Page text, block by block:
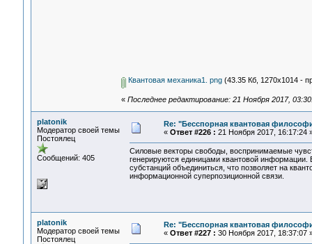
Квантовая механика1. png(43.35 Кб, 1270x1014 -
« Последнее редактирование: 21 Ноября 2017,
platonik
Модератор своей темы
Постоялец
Сообщений: 405
Re: "Бесспорная квантовая
« Ответ #226 : 21 Ноября 2017, 16:17:24
Силовые векторы свободы, воспринимаемые
генерируются единицами квантовой
субстанций объединиться, что позволяет на
информационной суперпозиционной связи.
platonik
Модератор своей темы
Постоялец
Re: "Бесспорная квантовая
« Ответ #227 : 30 Ноября 2017, 18:37:07